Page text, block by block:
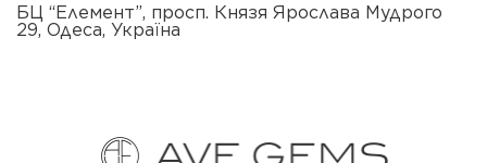
БЦ “Елемент”, просп. Князя Ярослава Мудрого
29, Одеса, Україна